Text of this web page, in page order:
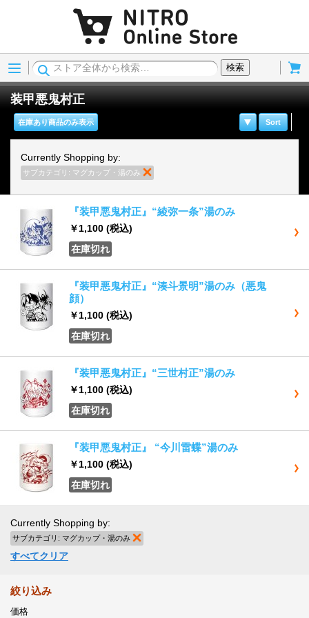
Menu
検索
装甲悪鬼村正
Sort
在庫あり商品のみ表示
Currently Shopping by:
サブカテゴリ: マグカップ・湯のみ
『装甲悪鬼村正』“綾弥一条”湯のみ
￥1,100 (税込)
在庫切れ
『装甲悪鬼村正』“湊斗景明”湯のみ（悪鬼
顔）
￥1,100 (税込)
在庫切れ
『装甲悪鬼村正』“三世村正”湯のみ
￥1,100 (税込)
在庫切れ
『装甲悪鬼村正』 “今川雷蝶”湯のみ
￥1,100 (税込)
在庫切れ
Currently Shopping by:
サブカテゴリ: マグカップ・湯のみ
すべてクリア
絞り込み
価格